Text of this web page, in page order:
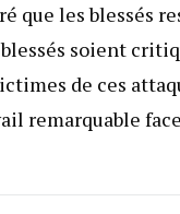
que les blessés
soient
de ces
remarquable